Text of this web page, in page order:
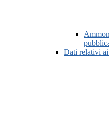
Dati relativi ai